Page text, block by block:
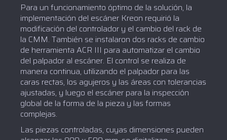
Para un funcionamiento óptimo de la solución, la
implementación del escáner Kreon requirió la
modificación del controlador y el cambio del rack de
la CMM. También se instalaron dos racks de cambio
de herramienta ACR III para automatizar el cambio
del palpador al escáner. El control se realiza de
manera continua, utilizando el palpador para las
caras rectas, los agujeros y las áreas con tolerancias
ajustadas, y luego el escáner para la inspección
global de la forma de la pieza y las formas
complejas.
Las piezas controladas, cuyas dimensiones pueden